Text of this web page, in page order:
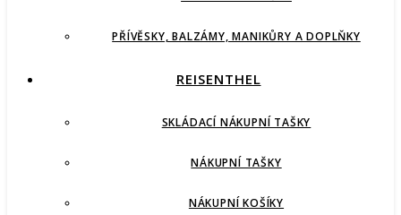
PŘÍVĚSKY, BALZÁMY, MANIKŮRY A DOPLŇKY
REISENTHEL
SKLÁDACÍ NÁKUPNÍ TAŠKY
NÁKUPNÍ TAŠKY
NÁKUPNÍ KOŠÍKY